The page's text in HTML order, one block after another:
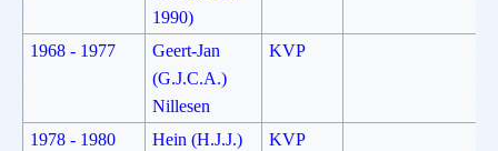
1990)
1968 - 1977
Geert-Jan
(G.J.C.A.)
Nillesen
KVP
1978 - 1980
Hein (H.J.J.)
KVP